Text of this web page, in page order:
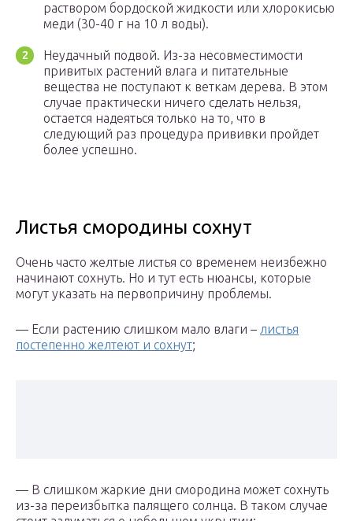
раствором бордоской жидкости или хлорокисью
меди (30-40 г на 10 л воды).
Неудачный подвой. Из-за несовместимости
привитых растений влага и питательные
вещества не поступают к веткам дерева. В этом
случае практически ничего сделать нельзя,
остается надеяться только на то, что в
следующий раз процедура прививки пройдет
более успешно.
Листья смородины сохнут
Очень часто желтые листья со временем неизбежно
начинают сохнуть. Но и тут есть нюансы, которые
могут указать на первопричину проблемы.
— Если растению слишком мало влаги – листья
постепенно желтеют и сохнут;
— В слишком жаркие дни смородина может сохнуть
из-за переизбытка палящего солнца. В таком случае